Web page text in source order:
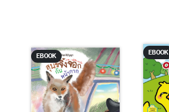
EBOOK
EBOOK